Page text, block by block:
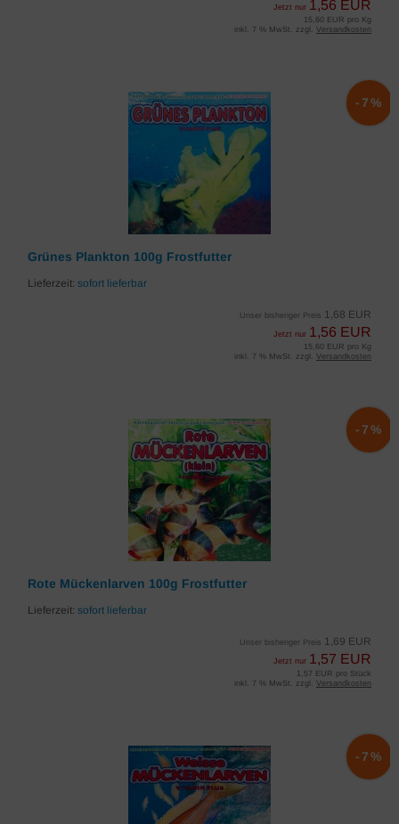
Jetzt nur 1,56 EUR
15,60 EUR pro Kg
inkl. 7 % MwSt. zzgl. Versandkosten
Grünes Plankton 100g Frostfutter
Lieferzeit: sofort lieferbar
Unser bisheriger Preis 1,68 EUR
Jetzt nur 1,56 EUR
-7%
15,60 EUR pro Kg
inkl. 7 % MwSt. zzgl. Versandkosten
Rote Mückenlarven 100g Frostfutter
Lieferzeit: sofort lieferbar
Unser bisheriger Preis 1,69 EUR
Jetzt nur 1,57 EUR
-7%
1,57 EUR pro Stück
inkl. 7 % MwSt. zzgl. Versandkosten
-7%